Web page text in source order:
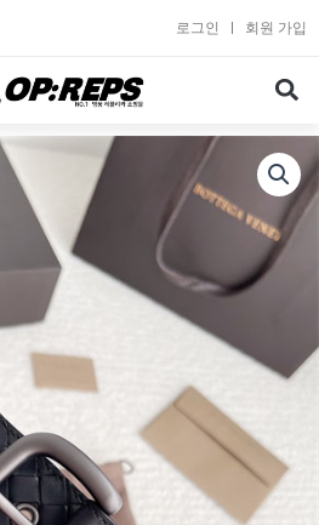
로그인 회원 가입